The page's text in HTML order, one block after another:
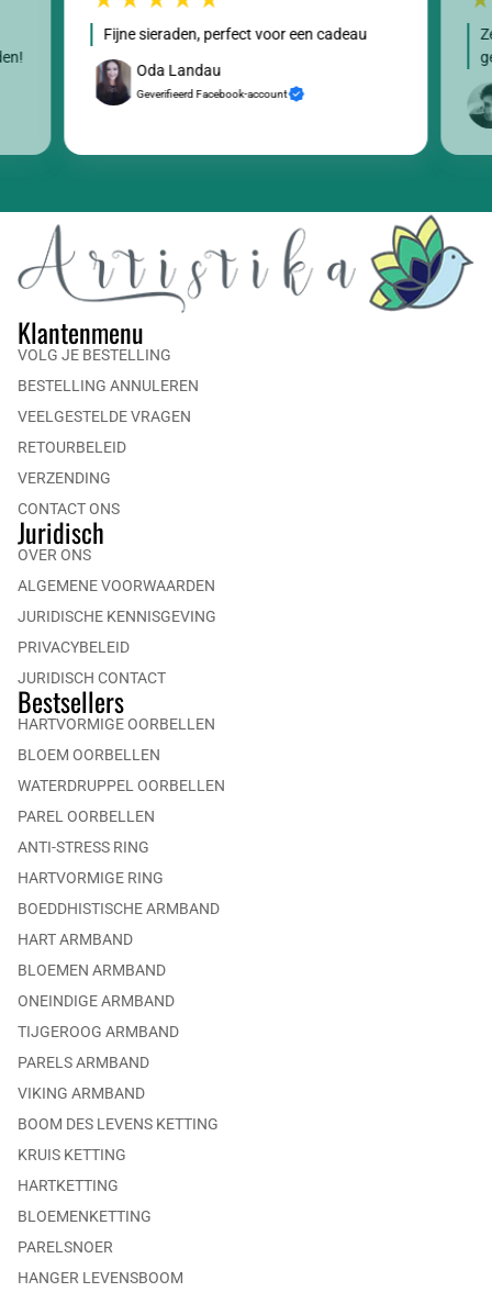
Fijne sieraden, perfect voor een cadeau
Oda Landau
Geverifieerd Facebook-account
Klantenmenu
VOLG JE BESTELLING
BESTELLING ANNULEREN
VEELGESTELDE VRAGEN
RETOURBELEID
VERZENDING
CONTACT ONS
Juridisch
OVER ONS
ALGEMENE VOORWAARDEN
JURIDISCHE KENNISGEVING
PRIVACYBELEID
JURIDISCH CONTACT
Bestsellers
HARTVORMIGE OORBELLEN
BLOEM OORBELLEN
WATERDRUPPEL OORBELLEN
PAREL OORBELLEN
ANTI-STRESS RING
HARTVORMIGE RING
BOEDDHISTISCHE ARMBAND
HART ARMBAND
BLOEMEN ARMBAND
ONEINDIGE ARMBAND
TIJGEROOG ARMBAND
PARELS ARMBAND
VIKING ARMBAND
BOOM DES LEVENS KETTING
KRUIS KETTING
HARTKETTING
BLOEMENKETTING
PARELSNOER
HANGER LEVENSBOOM